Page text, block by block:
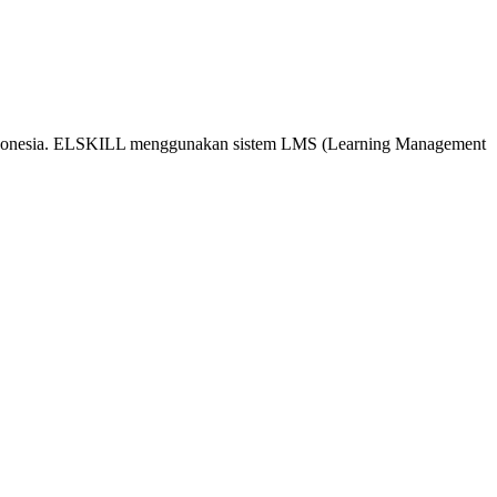
ELSKILL menggunakan sistem LMS (Learning Management